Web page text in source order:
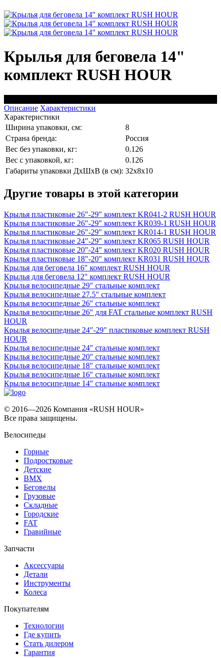
Крылья для беговела 14"
комплект RUSH HOUR
Описание Характеристики
Характеристики
Ширина упаковки, см:
8
Страна бренда:
Россия
Вес без упаковки, кг:
0.126
Вес с упаковкой, кг:
0.126
Габариты упаковки ДхШхВ (в см): 32x8x10
Другие товары в этой категории
Крылья пластиковые 26"-29" комплект KR041-2 RUSH HOUR
Крылья пластиковые 26"-29" комплект KR039-1 RUSH HOUR
Крылья пластиковые 26"-29" комплект KR014-1 RUSH HOUR
Крылья пластиковые 24"-29" комплект KR065 RUSH HOUR
Крылья пластиковые 20"-24" комплект KR020 RUSH HOUR
Крылья пластиковые 18"-20" комплект KR031 RUSH HOUR
Крылья для беговела 16" комплект RUSH HOUR
Крылья для беговела 12" комплект RUSH HOUR
Крылья велосипедные 29" стальные комплект
Крылья велосипедные 27.5" стальные комплект
Крылья велосипедные 26" стальные комплект
Крылья велосипедные 26" для FAT стальные комплект RUSH
HOUR
Крылья велосипедные 24"-29" пластиковые комплект RUSH
HOUR
Крылья велосипедные 24" стальные комплект
Крылья велосипедные 20" стальные комплект
Крылья велосипедные 18" стальные комплект
Крылья велосипедные 16" стальные комплект
Крылья велосипедные 14" стальные комплект
© 2016—2026 Компания «RUSH HOUR»
Все права защищены.
Велосипеды
Горные
Подростковые
Детские
BMX
Беговелы
Грузовые
Складные
Городские
FAT
Гравийные
Запчасти
Аксессуары
Детали
Инструменты
Колеса
Покупателям
Технологии
Где купить
Стать дилером
Гарантия